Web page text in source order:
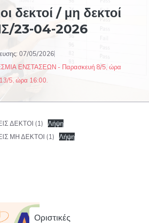
δεκτοί / μη δεκτοί
23-04-2026
07/05/2026
ΕΝΣΤΑΣΕΩΝ - Παρασκευή 8/5, ώρα
5, ώρα 16:00.
ΔΕΚΤΟΙ (1)
Λήψη
ΜΗ ΔΕΚΤΟΙ (1)
Λήψη
Οριστικές